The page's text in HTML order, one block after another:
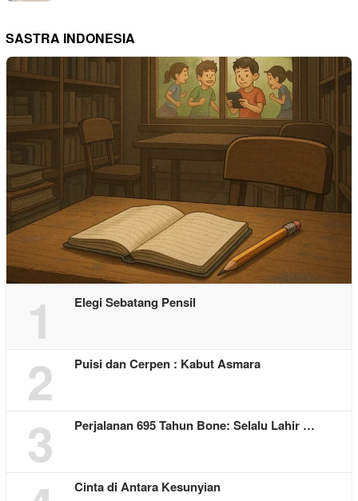
SASTRA INDONESIA
1 Elegi Sebatang Pensil
2 Puisi dan Cerpen : Kabut Asmara
3 Perjalanan 695 Tahun Bone: Selalu Lahir …
Cinta di Antara Kesunyian